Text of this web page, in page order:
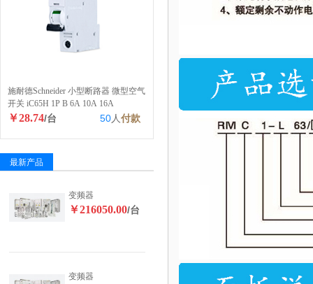
施耐德Schneider 小型断路器 微型空气
开关 iC65H 1P B 6A 10A 16A
￥28.74/台 50人付款
最新产品
变频器
￥216050.00/台
变频器